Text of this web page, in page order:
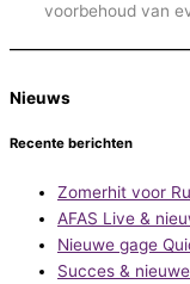
voorbehoud van
Nieuws
Recente berichten
Zomerhit voor
AFAS Live &
Nieuwe gage
Succes &